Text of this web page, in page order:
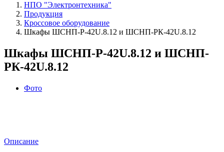
НПО "Электронтехника"
Продукция
Кроссовое оборудование
Шкафы ШСНП-Р-42U.8.12 и ШСНП-РК-42U.8.12
Шкафы ШСНП-Р-42U.8.12 и ШСНП-
РК-42U.8.12
Фото
Описание